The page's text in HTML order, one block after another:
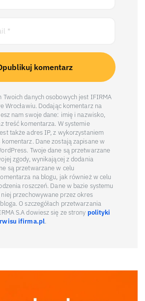
danych osobowych jest IFIRMA
Wrocławiu. Dodając komentarz na
nam swoje dane: imię i nazwisko,
treść komentarza. W systemie
także adres IP, z wykorzystaniem
komentarz. Dane zostają zapisane w
Twoje dane są przetwarzane
zgody, wynikającej z dodania
są przetwarzane w celu
na blogu, jak również w celu
roszczeń. Dane w bazie systemu
przechowywane przez okres
O szczegółach przetwarzania
S.A dowiesz się ze strony polityki
ifirma.pl.